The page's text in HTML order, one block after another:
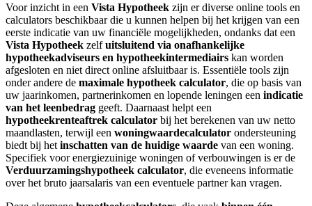
Voor inzicht in een Vista Hypotheek zijn er diverse online tools en
calculators beschikbaar die u kunnen helpen bij het krijgen van een
eerste indicatie van uw financiële mogelijkheden, ondanks dat een
Vista Hypotheek zelfuitsluitend via onafhankelijke
hypotheekadviseurs en hypotheekintermediairs kan worden
afgesloten en niet direct online afsluitbaar is. Essentiële tools zijn
onder andere de maximale hypotheek calculator, die op basis van
uw jaarinkomen, partnerinkomen en lopende leningen een indicatie
van het leenbedrag geeft. Daarnaast helpt een
hypotheekrenteaftrek calculator bij het berekenen van uw netto
maandlasten, terwijl een woningwaardecalculator ondersteuning
biedt bij het inschatten van de huidige waarde van een woning.
Specifiek voor energiezuinige woningen of verbouwingen is er de
Verduurzamingshypotheek calculator, die eveneens informatie
over het bruto jaarsalaris van een eventuele partner kan vragen.